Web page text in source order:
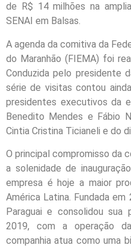
de R$ 14 milhões na
SENAI em Balsas.
A agenda da comitiva da
do Maranhão (FIEMA) foi
Conduzida pelo presidente
série de visitas contou
presidentes executivos da
Benedito Mendes e Fábio
Cintia Cristina Ticianeli e do
O principal compromisso da
a solenidade de
empresa é hoje a maior
América Latina. Fundada
Paraguai e consolidou
2019, com a operação
companhia atua como uma